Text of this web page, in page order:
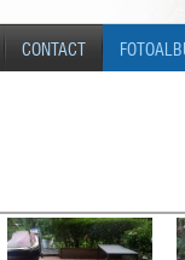
CONTACT